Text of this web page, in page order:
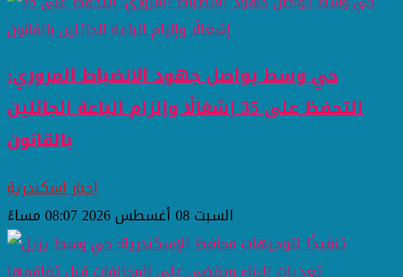
حي وسط يواصل جهود الانضباط المروري:
التحفظ على 35 إشغالًا وإلزام الباعة الجائلين
بالقانون
اخبار اسكندرية
السبت 08 أغسطس 2026 08:07 مساءً